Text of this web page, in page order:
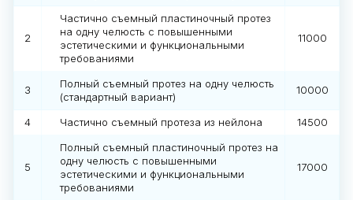
2
Частично съемный пластиночный протез
на одну челюсть с повышенными
эстетическими и функциональными
требованиями
11000
3
Полный съемный протез на одну челюсть
(стандартный вариант)
10000
4 Частично съемный протеза из нейлона 14500
5
Полный съемный пластиночный протез на
одну челюсть с повышенными
эстетическими и функциональными
требованиями
17000